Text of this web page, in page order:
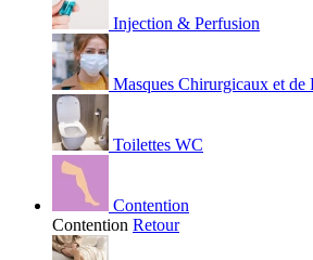
Injection & Perfusion
Masques Chirurgicaux et de
Toilettes WC
Contention
Contention Retour